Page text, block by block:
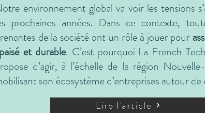
environnement global va voir les tensions
prochaines années. Dans ce contexte,
de la société ont un rôle à jouer pour
et durable. C’est pourquoi La French
d’agir, à l’échelle de la région
son écosystème d’entreprises autour de
Lire l'article